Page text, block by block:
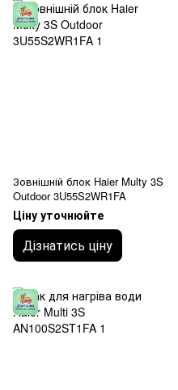
Зовнішній блок Haier Multy 3S
Outdoor 3U55S2WR1FA
Ціну уточнюйте
Дізнатись ціну